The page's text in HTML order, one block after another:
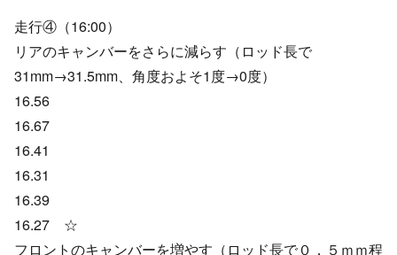
走行④（16:00）
リアのキャンバーをさらに減らす（ロッド長で
31mm→31.5mm、角度およそ1度→0度）
16.56
16.67
16.41
16.31
16.39
16.27 ☆
フロントのキャンバーを増やす（ロッド長で０．５ｍｍ程